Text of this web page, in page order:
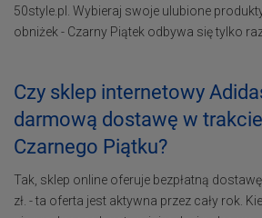
50style.pl. Wybieraj swoje ulubione
obniżek - Czarny Piątek odbywa się tylko
Czy sklep internetowy
darmową dostawę w
Czarnego Piątku?
Tak, sklep online oferuje bezpłatną
zł. - ta oferta jest aktywna przez cały rok.